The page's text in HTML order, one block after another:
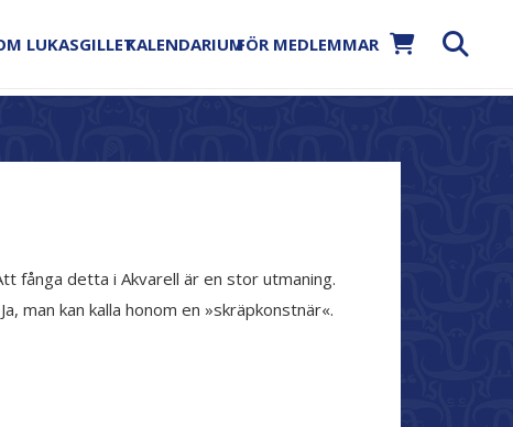
LUKASGILLETKALENDARIUMFÖR MEDLEMMAR
fånga detta i Akvarell är en stor utmaning.
man kan kalla honom en »skräpkonstnär«.